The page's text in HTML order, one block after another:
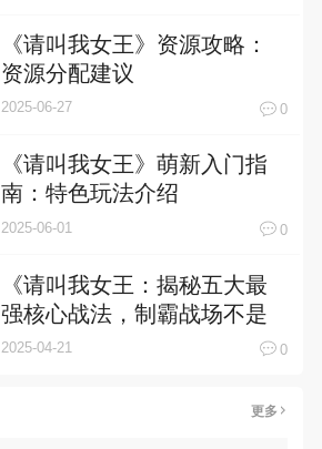
《请叫我女王》资源攻略：
资源分配建议
2025-06-27 0
《请叫我女王》萌新入门指
南：特色玩法介绍
2025-06-01 0
《请叫我女王：揭秘五大最
强核心战法，制霸战场不是
梦！》
2025-04-21 0
更多